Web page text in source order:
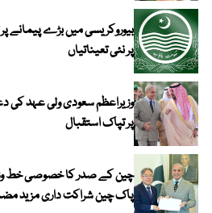
بیوروکریسی میں بڑے پیمانے
پر نئی تعیناتیاں
وزیراعظم سعودی ولی عہد کی
پر تپاک استقبال
چین کے صدر کا خصوصی خط
پاک چین شراکت داری مزید